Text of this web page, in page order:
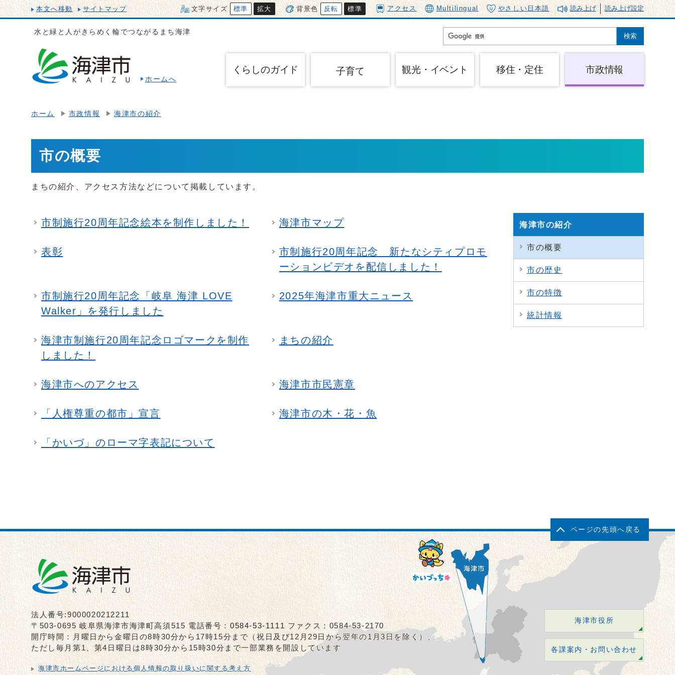
本文へ移動 サイトマップ 文字サイズ 標準 拡大 背景色 反転 標準 アクセス Multilingual やさしい日本語 読み上げ 読み上げ設定
水と緑と人がきらめく輪でつながるまち海津
ホームへ
くらしのガイド 子育て 観光・イベント 移住・定住 市政情報
ホーム 市政情報 海津市の紹介
市の概要
まちの紹介、アクセス方法などについて掲載しています。
市制施行20周年記念絵本を制作しました！ 海津市マップ
表彰
市制施行20周年記念 新たなシティプロモ
ーションビデオを配信しました！
市制施行20周年記念「岐阜 海津 LOVE
Walker」を発行しました
2025年海津市重大ニュース
海津市制施行20周年記念ロゴマークを制作
しました！
まちの紹介
海津市へのアクセス 海津市市民憲章
「人権尊重の都市」宣言 海津市の木・花・魚
「かいづ」のローマ字表記について
海津市の紹介
市の概要
市の歴史
市の特徴
統計情報
ページの先頭へ戻る
法人番号:9000020212211
〒503-0695 岐阜県海津市海津町高須515 電話番号：0584-53-1111ファクス：0584-53-2170
開庁時間：月曜日から金曜日の8時30分から17時15分まで（祝日及び12月29日から翌年の1月3日を除く）、
ただし毎月第1、第4日曜日は8時30分から15時30分まで一部業務を開設しています
海津市ホームページにおける個人情報の取り扱いに関する考え方
海津市役所
各課案内・お問い合わせ